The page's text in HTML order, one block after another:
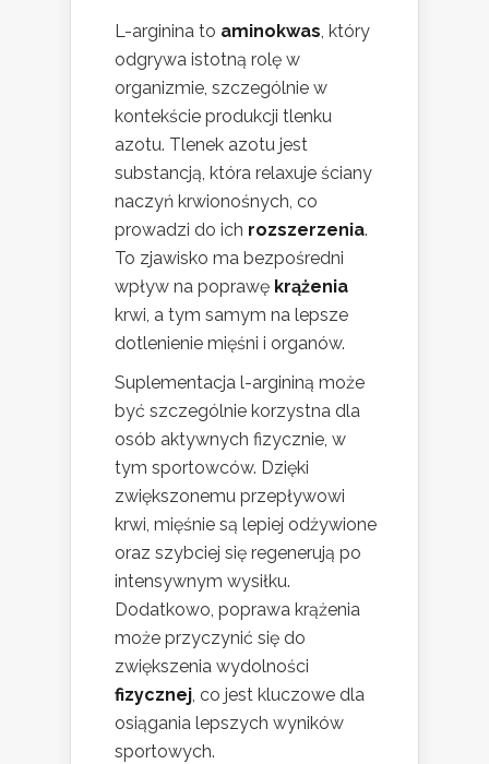
L-arginina to aminokwas, który
odgrywa istotną rolę w
organizmie, szczególnie w
kontekście produkcji tlenku
azotu. Tlenek azotu jest
substancją, która relaxuje ściany
naczyń krwionośnych, co
prowadzi do ich rozszerzenia.
To zjawisko ma bezpośredni
wpływ na poprawę krążenia
krwi, a tym samym na lepsze
dotlenienie mięśni i organów.
Suplementacja l-argininą może
być szczególnie korzystna dla
osób aktywnych fizycznie, w
tym sportowców. Dzięki
zwiększonemu przepływowi
krwi, mięśnie są lepiej odżywione
oraz szybciej się regenerują po
intensywnym wysiłku.
Dodatkowo, poprawa krążenia
może przyczynić się do
zwiększenia wydolności
fizycznej, co jest kluczowe dla
osiągania lepszych wyników
sportowych.